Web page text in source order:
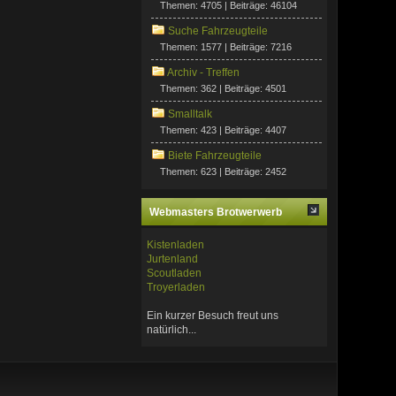
Themen: 4705 | Beiträge: 46104
Suche Fahrzeugteile
Themen: 1577 | Beiträge: 7216
Archiv - Treffen
Themen: 362 | Beiträge: 4501
Smalltalk
Themen: 423 | Beiträge: 4407
Biete Fahrzeugteile
Themen: 623 | Beiträge: 2452
Webmasters Brotwerwerb
Kistenladen
Jurtenland
Scoutladen
Troyerladen
Ein kurzer Besuch freut uns
natürlich...